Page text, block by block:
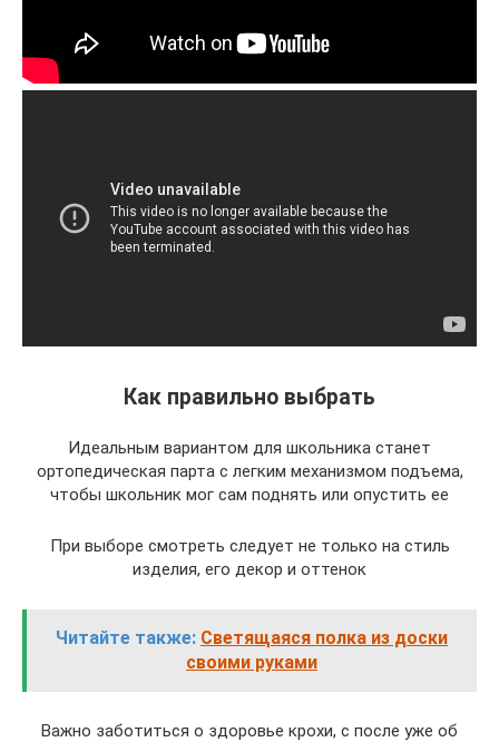
Как правильно выбрать
Идеальным вариантом для школьника станет
ортопедическая парта с легким механизмом подъема,
чтобы школьник мог сам поднять или опустить ее
При выборе смотреть следует не только на стиль
изделия, его декор и оттенок
Читайте также: Светящаяся полка из доски
своими руками
Важно заботиться о здоровье крохи, с после уже об